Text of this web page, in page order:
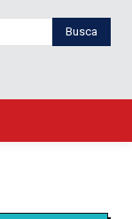
Busca